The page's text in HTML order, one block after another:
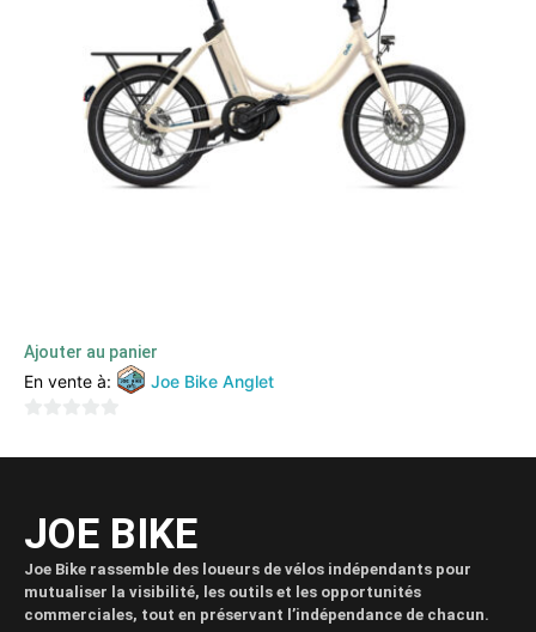
Ajouter au panier
En vente à: Joe Bike Anglet
sur
JOE BIKE
Joe Bike rassemble des loueurs de vélos indépendants pour
mutualiser la visibilité, les outils et les opportunités
commerciales, tout en préservant l’indépendance de chacun.